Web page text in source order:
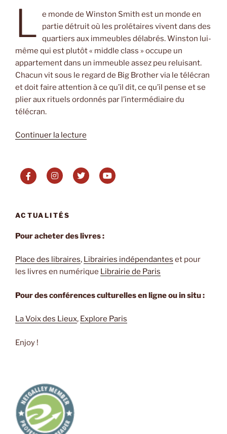
L
e monde de Winston Smith est un monde en
partie détruit où les prolétaires vivent dans des
quartiers aux immeubles délabrés. Winston lui-
même qui est plutôt « middle class » occupe un
appartement dans un immeuble assez peu reluisant.
Chacun vit sous le regard de Big Brother via le télécran
et doit faire attention à ce qu’il dit, ce qu’il pense et se
plier aux rituels ordonnés par l’intermédiaire du
télécran.
Continuer la lecture
George
ORWELL »
ACTUALITÉS
Pour acheter des livres :
Place des libraires, Librairies indépendantes et pour
les livres en numérique Librairie de Paris
Pour des conférences culturelles en ligne ou in situ :
La Voix des Lieux, Explore Paris
Enjoy !